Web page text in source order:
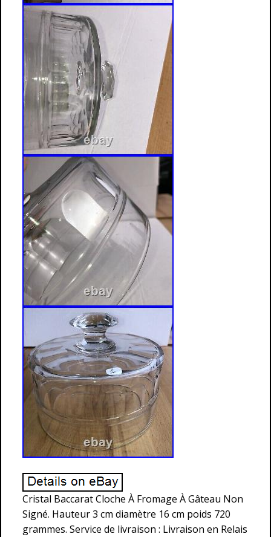
Cristal Baccarat Cloche À Fromage À Gâteau Non
Signé. Hauteur 3 cm diamètre 16 cm poids 720
grammes. Service de livraison : Livraison en Relais